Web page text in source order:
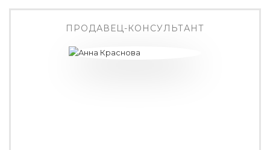
ПРОДАВЕЦ-КОНСУЛЬТАНТ